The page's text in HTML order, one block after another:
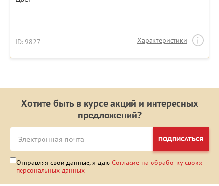
ID: 9827 Характеристики
Хотите быть в курсе акций и интересных
предложений?
ПОДПИСАТЬСЯ
Отправляя свои данные, я даю Согласие на обработку своих
персональных данных